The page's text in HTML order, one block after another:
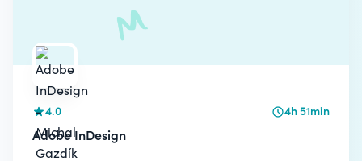
4.0 4h 51min
Adobe InDesign